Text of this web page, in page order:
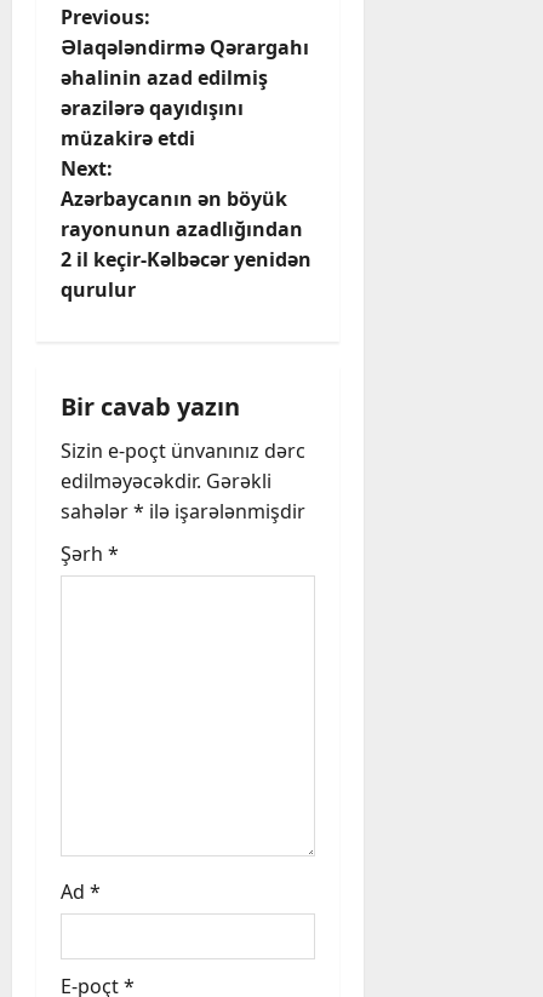
P
o
s
t
n
a
g
a
t
i
Previous:
Əlaqələndirmə Qərargahı
əhalinin azad edilmiş
ərazilərə qayıdışını
müzakirə etdi
Next:
Azərbaycanın ən böyük
rayonunun azadlığından
2 il keçir-Kəlbəcər yenidən
qurulur
Bir cavab yazın
Sizin e-poçt ünvanınız dərc
edilməyəcəkdir. Gərəkli
sahələr* ilə işarələnmişdir
Şərh *
Ad *
E-poçt*